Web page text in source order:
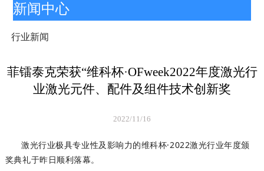
新闻中心
行业新闻
菲镭泰克荣获“维科杯·OFweek2022年度激光行
业激光元件、配件及组件技术创新奖
2022/11/16
激光行业极具专业性及影响力的维科杯·2022激光行业年度颁
奖典礼于昨日顺利落幕。